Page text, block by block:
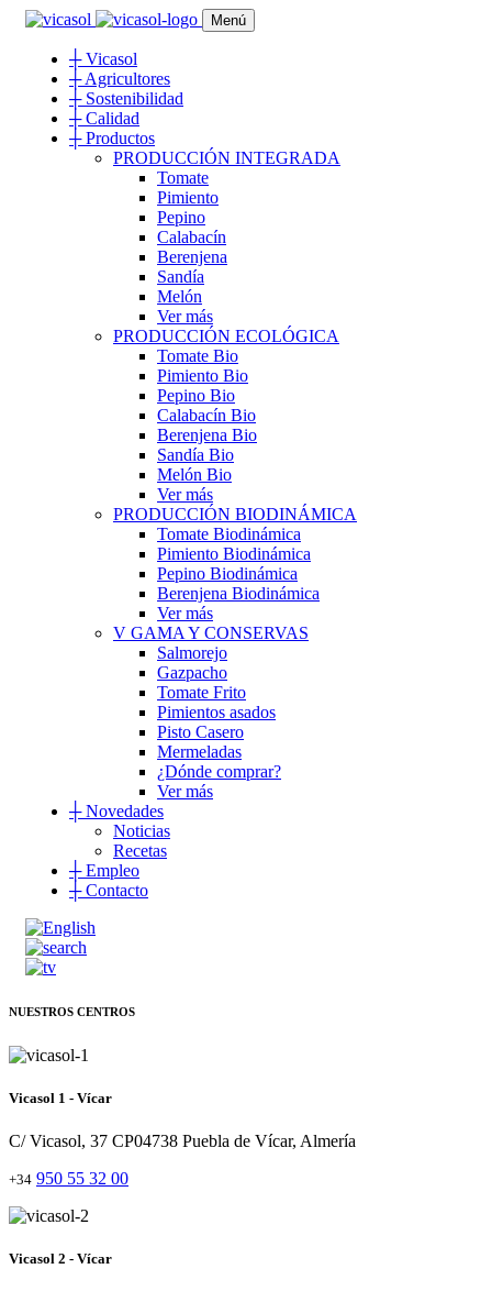
Menú
┼Vicasol
┼Agricultores
┼Sostenibilidad
┼Calidad
┼Productos
PRODUCCIÓN INTEGRADA
Tomate
Pimiento
Pepino
Calabacín
Berenjena
Sandía
Melón
Ver más
PRODUCCIÓN ECOLÓGICA
Tomate Bio
Pimiento Bio
Pepino Bio
Calabacín Bio
Berenjena Bio
Sandía Bio
Melón Bio
Ver más
PRODUCCIÓN BIODINÁMICA
Tomate Biodinámica
Pimiento Biodinámica
Pepino Biodinámica
Berenjena Biodinámica
Ver más
V GAMA Y CONSERVAS
Salmorejo
Gazpacho
Tomate Frito
Pimientos asados
Pisto Casero
Mermeladas
¿Dónde comprar?
Ver más
┼Novedades
Noticias
Recetas
┼Empleo
┼Contacto
NUESTROS CENTROS
Vicasol 1 - Vícar
C/ Vicasol, 37 CP04738 Puebla de Vícar, Almería
+34 950 55 32 00
Vicasol 2 - Vícar